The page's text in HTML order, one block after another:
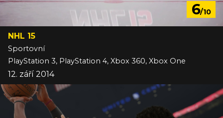
6/10
NHL 15
Sportovní
PlayStation 3, PlayStation 4, Xbox 360, Xbox One
12. září 2014